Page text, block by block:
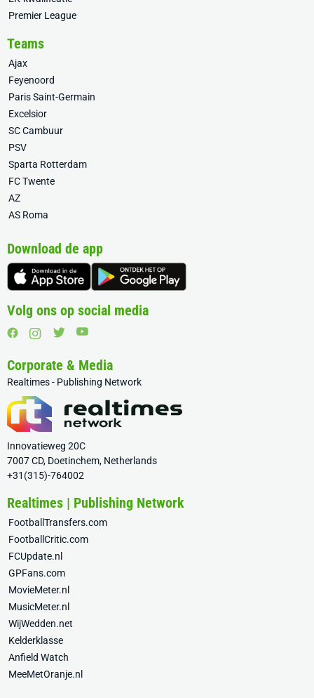
Premier League
Teams
Ajax
Feyenoord
Paris Saint-Germain
Excelsior
SC Cambuur
PSV
Sparta Rotterdam
FC Twente
AZ
AS Roma
Download de app
Volg ons op social media
Corporate & Media
Realtimes - Publishing Network
Innovatieweg 20C
7007 CD, Doetinchem, Netherlands
+31(315)-764002
Realtimes | Publishing Network
FootballTransfers.com
FootballCritic.com
FCUpdate.nl
GPFans.com
MovieMeter.nl
MusicMeter.nl
WijWedden.net
Kelderklasse
Anfield Watch
MeeMetOranje.nl